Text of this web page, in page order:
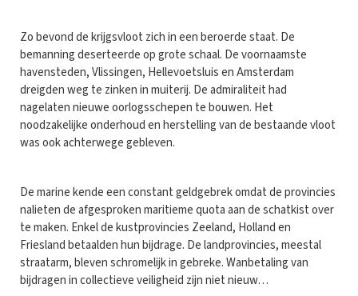
Zo bevond de krijgsvloot zich in een beroerde staat. De
bemanning deserteerde op grote schaal. De voornaamste
havensteden, Vlissingen, Hellevoetsluis en Amsterdam
dreigden weg te zinken in muiterij. De admiraliteit had
nagelaten nieuwe oorlogsschepen te bouwen. Het
noodzakelijke onderhoud en herstelling van de bestaande vloot
was ook achterwege gebleven.
De marine kende een constant geldgebrek omdat de provincies
nalieten de afgesproken maritieme quota aan de schatkist over
te maken. Enkel de kustprovincies Zeeland, Holland en
Friesland betaalden hun bijdrage. De landprovincies, meestal
straatarm, bleven schromelijk in gebreke. Wanbetaling van
bijdragen in collectieve veiligheid zijn niet nieuw…